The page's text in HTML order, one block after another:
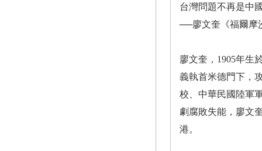
台灣問題不再是中
──廖文奎《福爾摩
廖文奎，1905年生
義執首米德門下，
校、中華民國陸軍
劇腐敗失能，廖文
港。